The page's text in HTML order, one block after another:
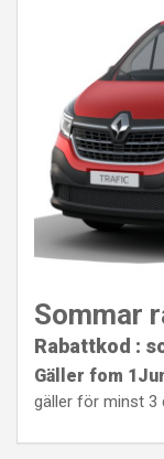
Sommar
Rabattkod :
Gäller fom
gäller för minst 3